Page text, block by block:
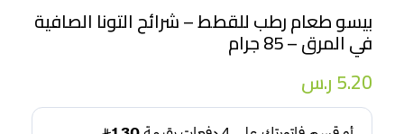
بيسو طعام رطب للقطط – شرائح التونا الصافية
في المرق – 85 جرام
5.20ر.س